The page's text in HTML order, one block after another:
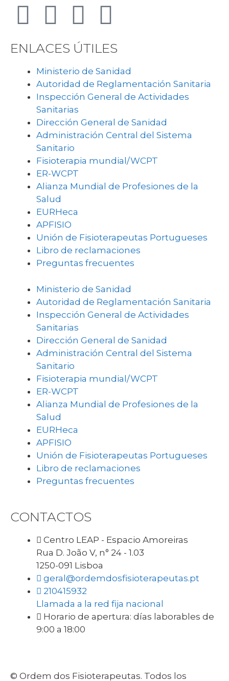
ENLACES ÚTILES
Ministerio de Sanidad
Autoridad de Reglamentación Sanitaria
Inspección General de Actividades
Sanitarias
Dirección General de Sanidad
Administración Central del Sistema
Sanitario
Fisioterapia mundial/WCPT
ER-WCPT
Alianza Mundial de Profesiones de la
Salud
EURHeca
APFISIO
Unión de Fisioterapeutas Portugueses
Libro de reclamaciones
Preguntas frecuentes
Ministerio de Sanidad
Autoridad de Reglamentación Sanitaria
Inspección General de Actividades
Sanitarias
Dirección General de Sanidad
Administración Central del Sistema
Sanitario
Fisioterapia mundial/WCPT
ER-WCPT
Alianza Mundial de Profesiones de la
Salud
EURHeca
APFISIO
Unión de Fisioterapeutas Portugueses
Libro de reclamaciones
Preguntas frecuentes
CONTACTOS
Centro LEAP - Espacio Amoreiras
Rua D. João V, n° 24 - 1.03
1250-091 Lisboa
geral@ordemdosfisioterapeutas.pt
210415932
Llamada a la red fija nacional
Horario de apertura: días laborables de
9:00 a 18:00
© Ordem dos Fisioterapeutas. Todos los